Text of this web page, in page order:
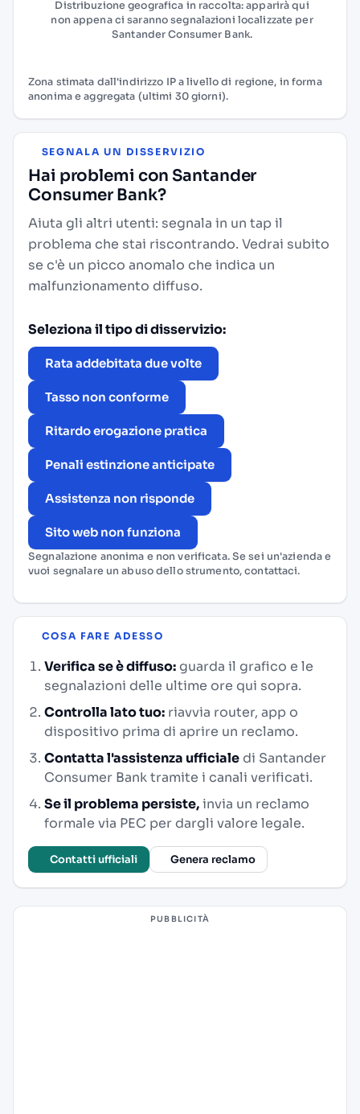
Distribuzione geografica in raccolta: apparirà qui
non appena ci saranno segnalazioni localizzate per
Santander Consumer Bank.
Zona stimata dall'indirizzo IP a livello di regione, in forma
anonima e aggregata (ultimi 30 giorni).
SEGNALA UN DISSERVIZIO
Hai problemi con Santander
Consumer Bank?
Aiuta gli altri utenti: segnala in un tap il
problema che stai riscontrando. Vedrai subito
se c'è un picco anomalo che indica un
malfunzionamento diffuso.
Seleziona il tipo di disservizio:
Rata addebitata due volte
Tasso non conforme
Ritardo erogazione pratica
Penali estinzione anticipate
Assistenza non risponde
Sito web non funziona
Segnalazione anonima e non verificata. Se sei un'azienda e
vuoi segnalare un abuso dello strumento,contattaci.
COSA FARE ADESSO
Verifica se è diffuso:guarda il grafico e le
segnalazioni delle ultime ore qui sopra.
Controlla lato tuo: riavvia router, app o
dispositivo prima di aprire un reclamo.
Contatta l'assistenza ufficialedi Santander
Consumer Bank tramite i canali verificati.
Se il problema persiste,invia un reclamo
formale via PEC per dargli valore legale.
Contatti ufficiali Genera reclamo
PUBBLICITÀ